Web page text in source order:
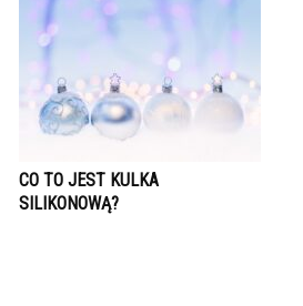
CO TO JEST KULKA
SILIKONOWĄ?